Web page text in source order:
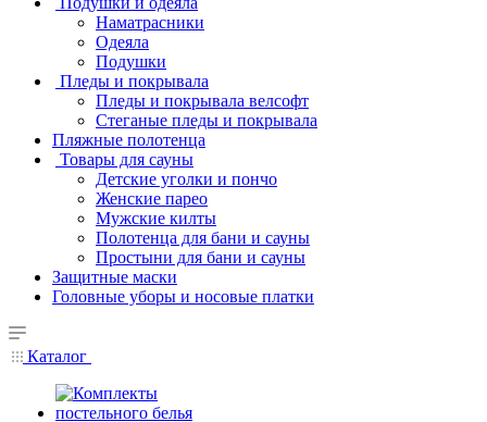
Наматрасники
Одеяла
Подушки
Пледы и покрывала
Пледы и покрывала велсофт
Стеганые пледы и покрывала
Пляжные полотенца
Товары для сауны
Детские уголки и пончо
Женские парео
Мужские килты
Полотенца для бани и сауны
Простыни для бани и сауны
Защитные маски
Головные уборы и носовые платки
Каталог